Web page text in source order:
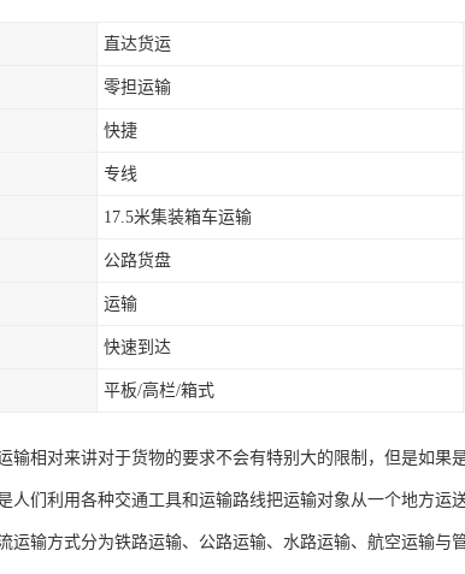
直达货运
零担运输
快捷
专线
17.5米集装箱车运输
公路货盘
运输
快速到达
平板/高栏/箱式
输相对来讲对于货物的要求不会有特别大的限制，但是如果
人们利用各种交通工具和运输路线把运输对象从一个地方
运输方式分为铁路运输、公路运输、水路运输、航空运输